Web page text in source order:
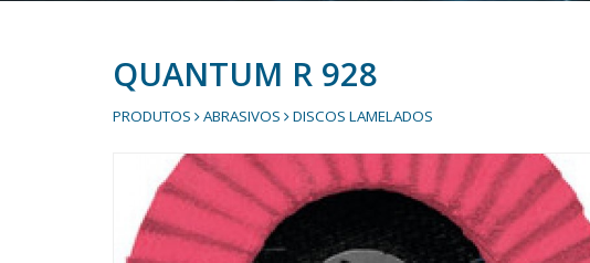
QUANTUM R 928
PRODUTOS ABRASIVOS DISCOS LAMELADOS